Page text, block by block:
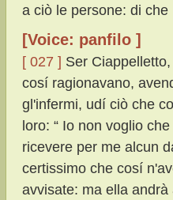
a ciò le persone: di
[Voice: panfilo ]
[ 027 ] Ser
cosí ragionavano,
gl'infermi, udí ciò che
loro: “ Io non voglio
ricevere per me alcun
certissimo che cosí
avvisate: ma ella